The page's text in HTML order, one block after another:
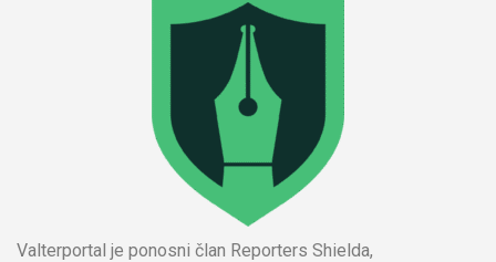
Valterportal je ponosni član Reporters Shielda,